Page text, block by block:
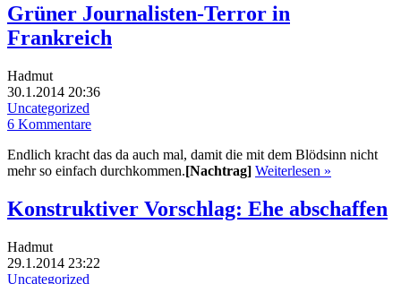
Grüner Journalisten-Terror in
Frankreich
Hadmut
30.1.2014 20:36
Uncategorized
6 Kommentare
Endlich kracht das da auch mal, damit die mit dem Blödsinn nicht
mehr so einfach durchkommen.[Nachtrag] Weiterlesen »
Konstruktiver Vorschlag: Ehe abschaffen
Hadmut
29.1.2014 23:22
Uncategorized